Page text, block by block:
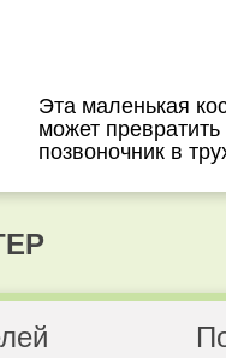
Эта маленькая
может превратить
позвоночник в